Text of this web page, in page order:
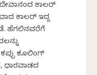
ಕಾಲರ್
ಕಾಲರ್ ಇದ್ದ
ಹೆಗಲಿನವರೆಗೆ
ಕೂಲಿಂಗ್
ಧಾರ‍ವಾಡದ